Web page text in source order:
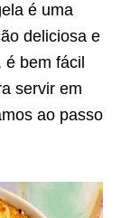
é uma
deliciosa e
bem fácil
servir em
ao passo